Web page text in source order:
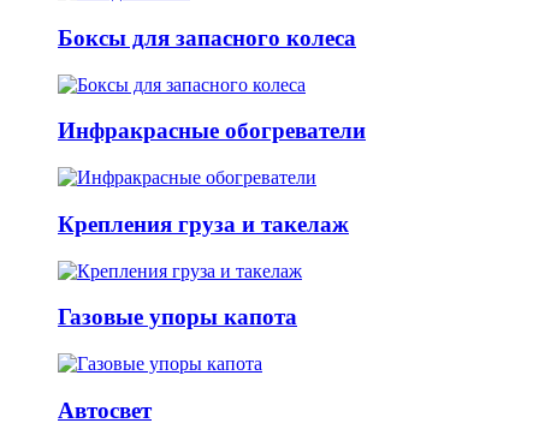
Боксы для запасного колеса
Инфракрасные обогреватели
Крепления груза и такелаж
Газовые упоры капота
Автосвет